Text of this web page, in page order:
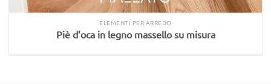
ELEMENTI PER ARREDO
Piè d’oca in legno massello su misura